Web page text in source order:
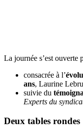
La journée s’est ouverte
consacrée à l’
ans, Laurine
suivie du
Experts du
Deux tables rondes